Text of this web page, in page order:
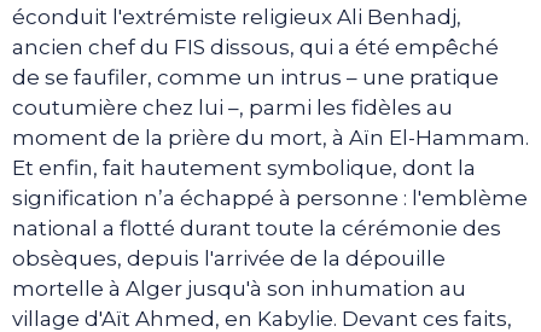
éconduit l'extrémiste religieux Ali Benhadj,
ancien chef du FIS dissous, qui a été empêché
de se faufiler, comme un intrus – une pratique
coutumière chez lui –, parmi les fidèles au
moment de la prière du mort, à Aïn El-Hammam.
Et enfin, fait hautement symbolique, dont la
signification n’a échappé à personne : l'emblème
national a flotté durant toute la cérémonie des
obsèques, depuis l'arrivée de la dépouille
mortelle à Alger jusqu'à son inhumation au
village d'Aït Ahmed, en Kabylie. Devant ces faits,